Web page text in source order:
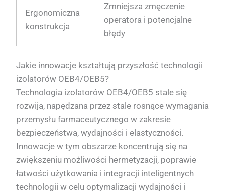
Ergonomiczna
konstrukcja
Zmniejsza zmęczenie
operatora i potencjalne
błędy
Jakie innowacje kształtują przyszłość technologii
izolatorów OEB4/OEB5?
Technologia izolatorów OEB4/OEB5 stale się
rozwija, napędzana przez stale rosnące wymagania
przemysłu farmaceutycznego w zakresie
bezpieczeństwa, wydajności i elastyczności.
Innowacje w tym obszarze koncentrują się na
zwiększeniu możliwości hermetyzacji, poprawie
łatwości użytkowania i integracji inteligentnych
technologii w celu optymalizacji wydajności i